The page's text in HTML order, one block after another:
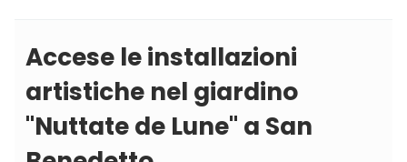
Accese le installazioni
artistiche nel giardino
''Nuttate de Lune'' a San